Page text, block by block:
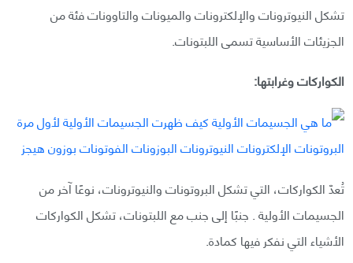
تشكل النيوترونات والإلكترونات والميونات والتاوونات فئة من
الجزيئات الأساسية تسمى اللبتونات.
الكواركات وغرابتها:
تُعدّ الكواركات، التي تشكل البروتونات والنيوترونات، نوعًا آخر من
الجسيمات الأولية . جنبًا إلى جنب مع اللبتونات، تشكل الكواركات
الأشياء التي نفكر فيها كمادة.